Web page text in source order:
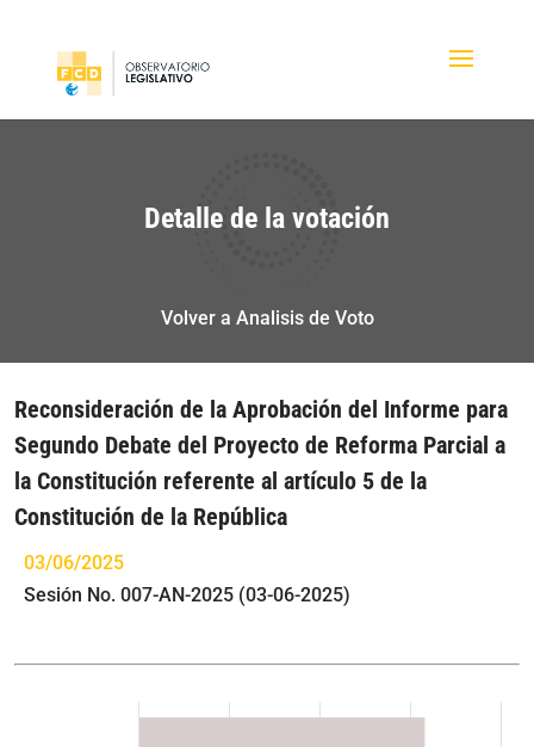
Detalle de la votación
Volver a Analisis de Voto
Reconsideración de la Aprobación del Informe para
Segundo Debate del Proyecto de Reforma Parcial a
la Constitución referente al artículo 5 de la
Constitución de la República
03/06/2025
Sesión No. 007-AN-2025 (03-06-2025)